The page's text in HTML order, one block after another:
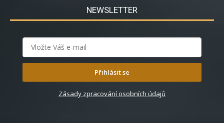
NEWSLETTER
Přihlásit se
Zásady zpracování osobních údajů